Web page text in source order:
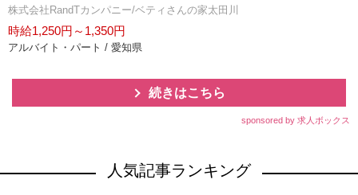
株式会社RandTカンパニー/ベティさんの家太田川
時給1,250円～1,350円
アルバイト・パート / 愛知県
続きはこちら
sponsored by 求人ボックス
人気記事ランキング